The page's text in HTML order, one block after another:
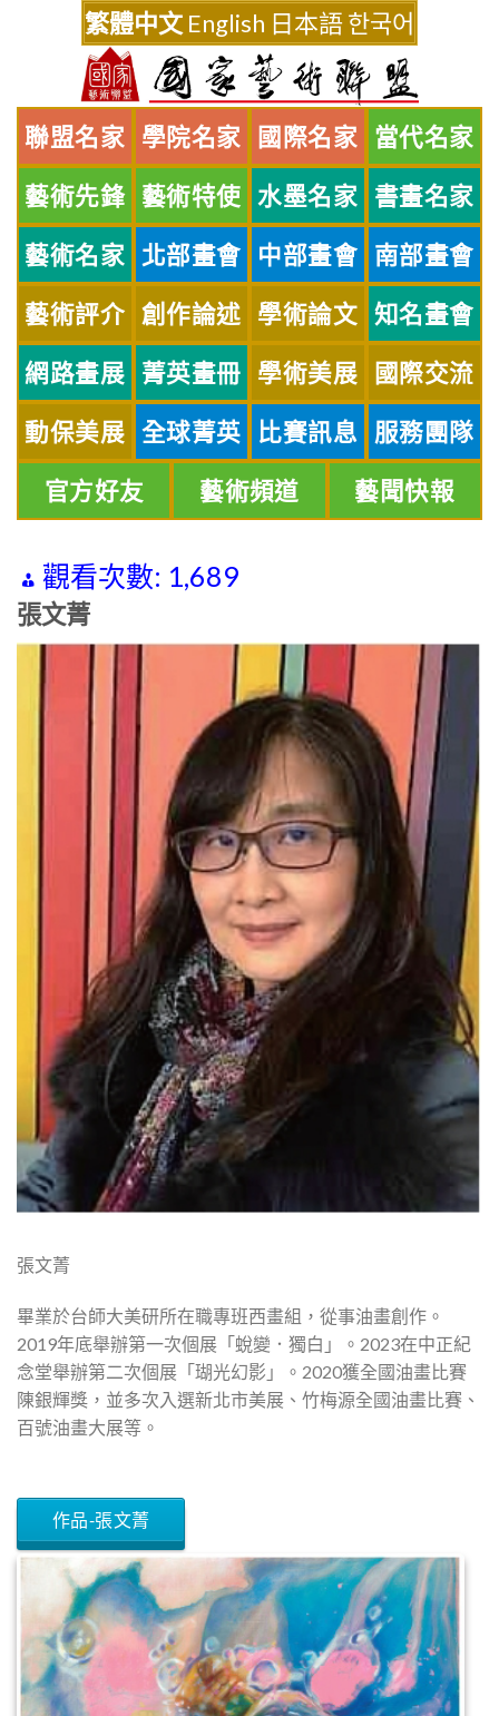
繁體中文 English 日本語한국어
聯盟名家 學院名家 國際名家 當代名家
藝術先鋒 藝術特使 水墨名家 書畫名家
藝術名家 北部畫會 中部畫會 南部畫會
藝術評介 創作論述 學術論文 知名畫會
網路畫展 菁英畫冊 學術美展 國際交流
動保美展 全球菁英 比賽訊息 服務團隊
官方好友 藝術頻道 藝聞快報
觀看次數: 1,689
張文菁
張文菁
畢業於台師大美研所在職專班西畫組，從事油畫創作。
2019年底舉辦第一次個展「蛻變．獨白」。2023在中正紀
念堂舉辦第二次個展「瑚光幻影」。2020獲全國油畫比賽
陳銀輝獎，並多次入選新北市美展、竹梅源全國油畫比賽、
百號油畫大展等。
作品-張文菁